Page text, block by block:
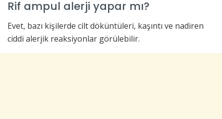
Rif ampul alerji yapar mı?
Evet, bazı kişilerde cilt döküntüleri, kaşıntı ve nadiren
ciddi alerjik reaksiyonlar görülebilir.